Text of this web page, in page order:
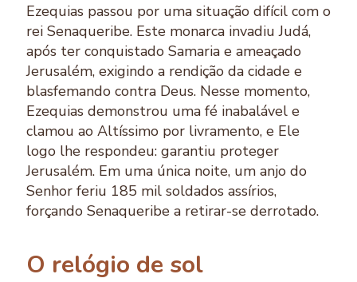
Ezequias passou por uma situação difícil com o
rei Senaqueribe. Este monarca invadiu Judá,
após ter conquistado Samaria e ameaçado
Jerusalém, exigindo a rendição da cidade e
blasfemando contra Deus. Nesse momento,
Ezequias demonstrou uma fé inabalável e
clamou ao Altíssimo por livramento, e Ele
logo lhe respondeu: garantiu proteger
Jerusalém. Em uma única noite, um anjo do
Senhor feriu 185 mil soldados assírios,
forçando Senaqueribe a retirar-se derrotado.
O relógio de sol